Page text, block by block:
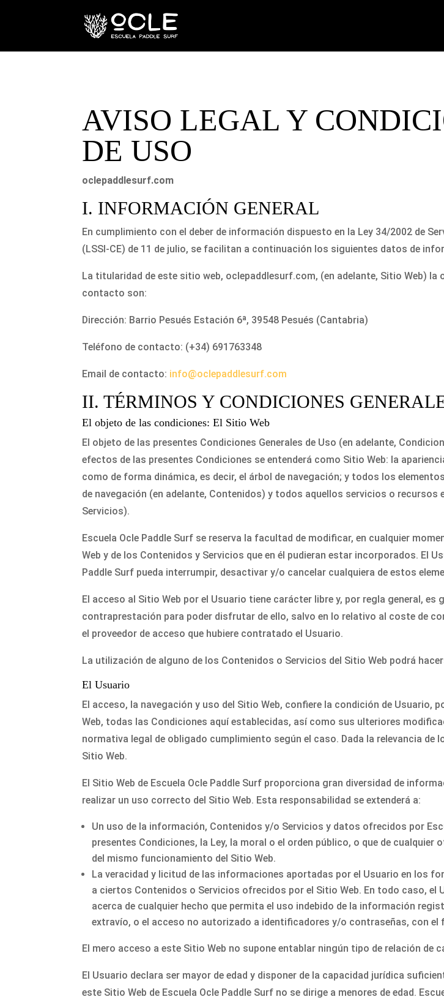
AVISO LEGAL Y
DE USO
oclepaddlesurf.com
I. INFORMACIÓN GENERAL
En cumplimiento con el deber de información dispuesto en la Ley 34/2002 de
(LSSI-CE) de 11 de julio, se facilitan a continuación los siguientes datos de
La titularidad de este sitio web, oclepaddlesurf.com, (en adelante, Sitio Web) la
contacto son:
Dirección: Barrio Pesués Estación 6ª, 39548 Pesués (Cantabria)
Teléfono de contacto: (+34) 691763348
Email de contacto: info@oclepaddlesurf.com
II. TÉRMINOS Y CONDICIONES
El objeto de las condiciones: El Sitio Web
El objeto de las presentes Condiciones Generales de Uso (en adelante,
efectos de las presentes Condiciones se entenderá como Sitio Web: la
como de forma dinámica, es decir, el árbol de navegación; y todos los
de navegación (en adelante, Contenidos) y todos aquellos servicios o recursos
Servicios).
Escuela Ocle Paddle Surf se reserva la facultad de modificar, en cualquier
Web y de los Contenidos y Servicios que en él pudieran estar incorporados. El
Paddle Surf pueda interrumpir, desactivar y/o cancelar cualquiera de estos
El acceso al Sitio Web por el Usuario tiene carácter libre y, por regla general,
contraprestación para poder disfrutar de ello, salvo en lo relativo al coste de
el proveedor de acceso que hubiere contratado el Usuario.
La utilización de alguno de los Contenidos o Servicios del Sitio Web podrá
El Usuario
El acceso, la navegación y uso del Sitio Web, confiere la condición de Usuario,
Web, todas las Condiciones aquí establecidas, así como sus ulteriores
normativa legal de obligado cumplimiento según el caso. Dada la relevancia de
Sitio Web.
El Sitio Web de Escuela Ocle Paddle Surf proporciona gran diversidad de
realizar un uso correcto del Sitio Web. Esta responsabilidad se extenderá a:
Un uso de la información, Contenidos y/o Servicios y datos ofrecidos por
presentes Condiciones, la Ley, la moral o el orden público, o que de
del mismo funcionamiento del Sitio Web.
La veracidad y licitud de las informaciones aportadas por el Usuario en los
a ciertos Contenidos o Servicios ofrecidos por el Sitio Web. En todo caso,
acerca de cualquier hecho que permita el uso indebido de la información
extravío, o el acceso no autorizado a identificadores y/o contraseñas, con el
El mero acceso a este Sitio Web no supone entablar ningún tipo de relación de
El Usuario declara ser mayor de edad y disponer de la capacidad jurídica
este Sitio Web de Escuela Ocle Paddle Surf no se dirige a menores de edad.